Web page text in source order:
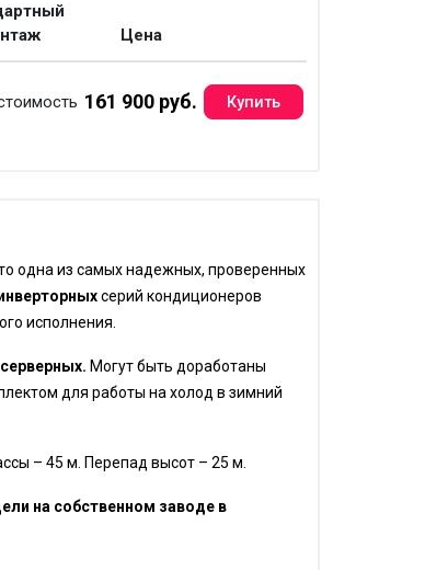
Цена
161 900 руб.
одна из самых надежных, проверенных
серий кондиционеров
исполнения.
Могут быть доработаны
для работы на холод в зимний
– 45 м. Перепад высот – 25 м.
на собственном заводе в